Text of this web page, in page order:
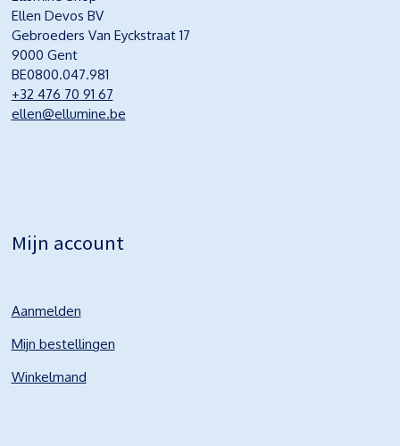
Ellen Devos BV
Gebroeders Van Eyckstraat 17
9000 Gent
BE0800.047.981
+32 476 70 91 67
ellen@ellumine.be
Mijn account
Aanmelden
Mijn bestellingen
Winkelmand